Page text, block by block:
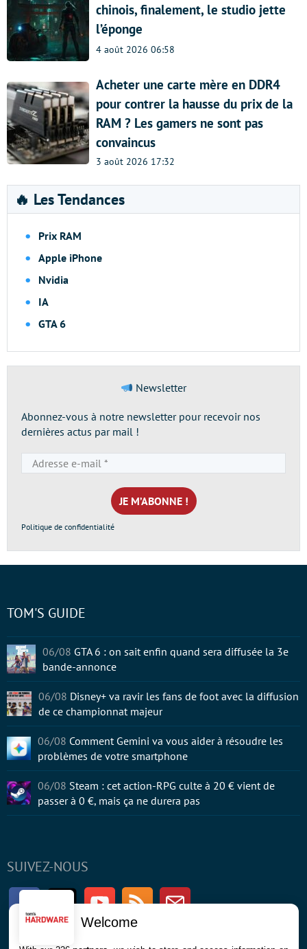
chinois, finalement, le studio jette
l’éponge
4 août 2026 06:58
Acheter une carte mère en DDR4
pour contrer la hausse du prix de la
RAM ? Les gamers ne sont pas
convaincus
3 août 2026 17:32
🔥 Les Tendances
Prix RAM
Apple iPhone
Nvidia
IA
GTA 6
Newsletter
Abonnez-vous à notre newsletter pour recevoir nos
dernières actus par mail !
e-
mail
*
Politique de confidentialité
SUIVEZ-NOUS
FacebookTwitter Youtube RSS Newsletter
TOM'S GUIDE
06/08 GTA 6 : on sait enfin quand sera diffusée la 3e
bande-annonce
06/08 Disney+ va ravir les fans de foot avec la diffusion
de ce championnat majeur
06/08 Comment Gemini va vous aider à résoudre les
problèmes de votre smartphone
06/08 Steam : cet action-RPG culte à 20 € vient de
passer à 0 €, mais ça ne durera pas
Welcome